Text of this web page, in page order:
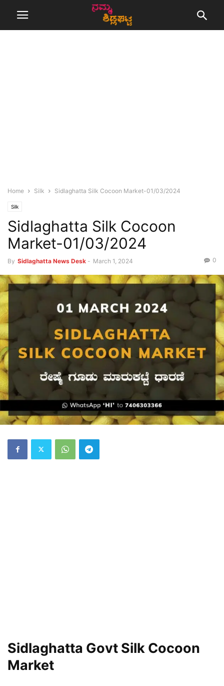
Home Silk Sidlaghatta Silk Cocoon Market-01/03/2024
Silk
Sidlaghatta Silk Cocoon
Market-01/03/2024
By Sidlaghatta News Desk - March 1, 2024 0
Sidlaghatta Govt Silk Cocoon
Market